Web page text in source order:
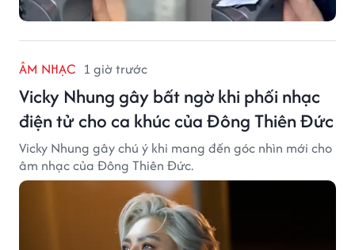
ÂM NHẠC 1 giờ trước
Vicky Nhung gây bất ngờ khi phối nhạc
điện tử cho ca khúc của Đông Thiên Đức
Vicky Nhung gây chú ý khi mang đến góc nhìn mới cho
âm nhạc của Đông Thiên Đức.